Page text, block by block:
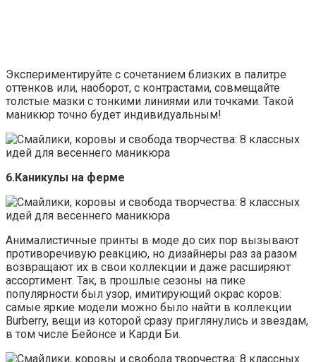
Экспериментируйте с сочетанием близких в палитре
оттенков или, наоборот, с контрастами, совмещайте
толстые мазки с тонкими линиями или точками. Такой
маникюр точно будет индивидуальным!
6.Каникулы на ферме
Анималистичные принты в моде до сих пор вызывают
противоречивую реакцию, но дизайнеры раз за разом
возвращают их в свои коллекции и даже расширяют
ассортимент. Так, в прошлые сезоны на пике
популярности был узор, имитирующий окрас коров:
самые яркие модели можно было найти в коллекции
Burberry, вещи из которой сразу приглянулись и звездам,
в том числе Бейонсе и Карди Би.